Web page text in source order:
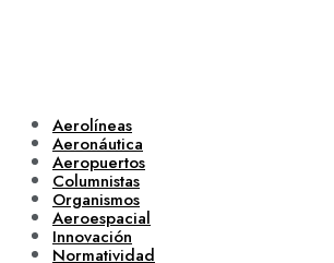
Aerolíneas
Aeronáutica
Aeropuertos
Columnistas
Organismos
Aeroespacial
Innovación
Normatividad